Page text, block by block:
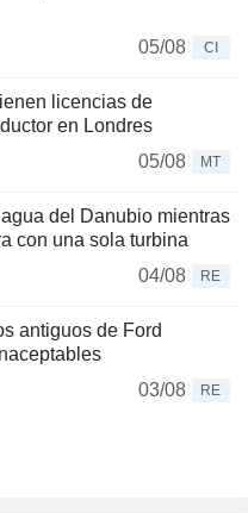
05/08
CI
licencias de
en Londres
05/08
MT
del Danubio mientras
con una sola turbina
04/08
RE
antiguos de Ford
03/08
RE